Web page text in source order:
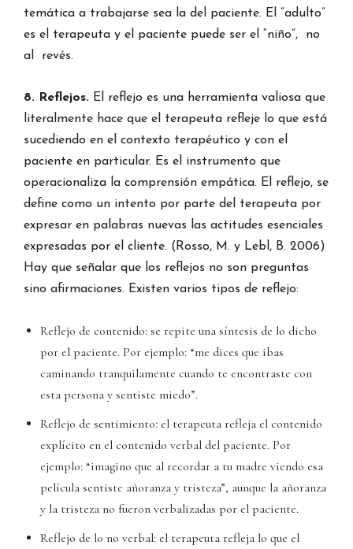
temática a trabajarse sea la del paciente. El “adulto”
es el terapeuta y el paciente puede ser el “niño”, no
al revés.
8. Reflejos. El reflejo es una herramienta valiosa que
literalmente hace que el terapeuta refleje lo que está
sucediendo en el contexto terapéutico y con el
paciente en particular. Es el instrumento que
operacionaliza la comprensión empática. El reflejo, se
define como un intento por parte del terapeuta por
expresar en palabras nuevas las actitudes esenciales
expresadas por el cliente. (Rosso, M. y Lebl, B. 2006)
Hay que señalar que los reflejos no son preguntas
sino afirmaciones. Existen varios tipos de reflejo:
Reflejo de contenido: se repite una síntesis de lo dicho
por el paciente. Por ejemplo: “me dices que ibas
caminando tranquilamente cuando te encontraste con
esta persona y sentiste miedo”.
Reflejo de sentimiento: el terapeuta refleja el contenido
explícito en el contenido verbal del paciente. Por
ejemplo: “imagino que al recordar a tu madre viendo esa
película sentiste añoranza y tristeza”, aunque la añoranza
y la tristeza no fueron verbalizadas por el paciente.
Reflejo de lo no verbal: el terapeuta refleja lo que el